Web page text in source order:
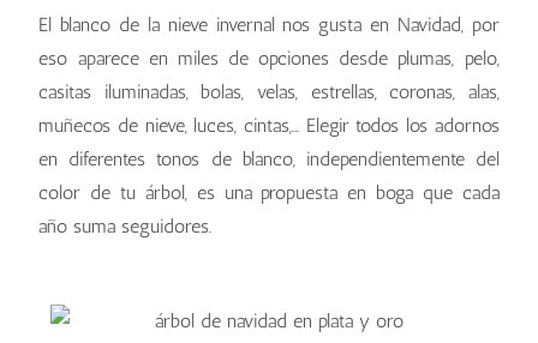
El blanco de la nieve invernal nos gusta en Navidad, por
eso aparece en miles de opciones desde plumas, pelo,
casitas iluminadas, bolas, velas, estrellas, coronas, alas,
muñecos de nieve, luces, cintas,… Elegir todos los adornos
en diferentes tonos de blanco, independientemente del
color de tu árbol, es una propuesta en boga que cada
año suma seguidores.